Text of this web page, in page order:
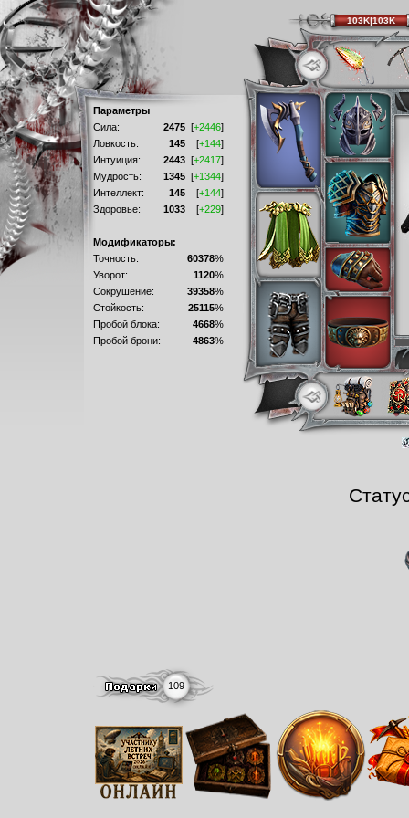
Параметры
Сила:
2475 [+2446]
Ловкость:
145 [+144]
Интуиция:
2443 [+2417]
Мудрость:
1345 [+1344]
Интеллект:
145 [+144]
Здоровье:
1033 [+229]
Модификаторы:
Точность:
60378%
Уворот:
1120%
Сокрушение:
39358%
Стойкость:
25115%
Пробой блока:
4668%
Пробой брони:
4863%
109
103K|103K